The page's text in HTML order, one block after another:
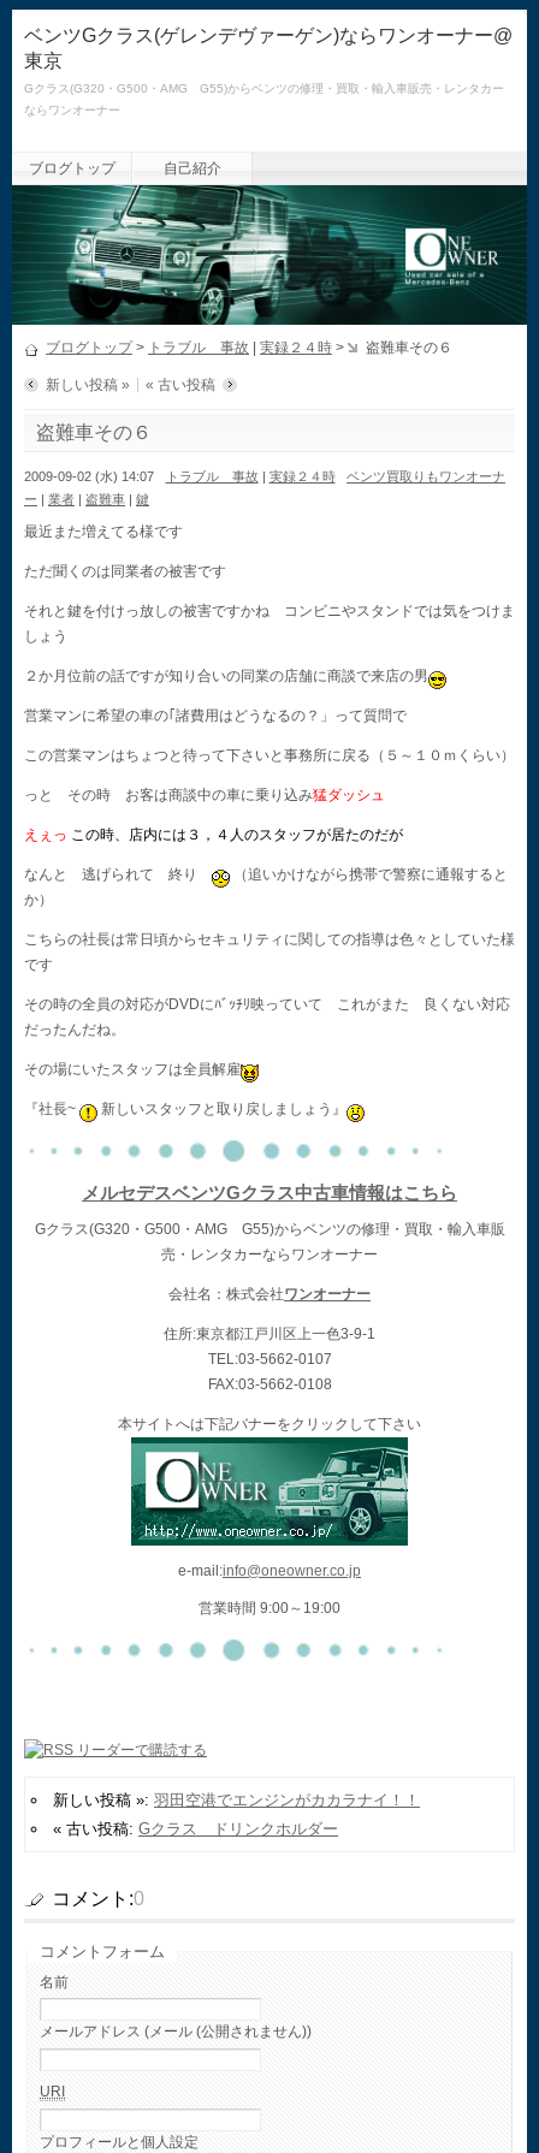
ベンツGクラス(ゲレンデヴァーゲン)ならワンオーナー@
東京
Gクラス(G320・G500・AMG G55)からベンツの修理・買取・輸入車販売・レンタカー
ならワンオーナー
ブログトップ 自己紹介
ブログトップ> トラブル 事故 実録２４時 > 盗難車その６
新しい投稿 » « 古い投稿
盗難車その６
2009-09-02 (水) 14:07 トラブル 事故 | 実録２４時
ベンツ買取りもワンオーナ
ー | 業者 | 盗難車 | 鍵
最近また増えてる様です
ただ聞くのは同業者の被害です
それと鍵を付けっ放しの被害ですかね コンビニやスタンドでは気をつけま
しょう
２か月位前の話ですが知り合いの同業の店舗に商談で来店の男
営業マンに希望の車の｢諸費用はどうなるの？」って質問で
この営業マンはちょつと待って下さいと事務所に戻る（５～１０ｍくらい）
っと その時 お客は商談中の車に乗り込み猛ダッシュ
えぇっ この時、店内には３，４人のスタッフが居たのだが
なんと 逃げられて 終り
（追いかけながら携帯で警察に通報すると
か）
こちらの社長は常日頃からセキュリティに関しての指導は色々としていた様
です
その時の全員の対応がDVDにﾊﾞｯﾁﾘ映っていて これがまた 良くない対応
だったんだね。
その場にいたスタッフは全員解雇
『社長~ 新しいスタッフと取り戻しましょう』
メルセデスベンツGクラス中古車情報はこちら
Gクラス(G320・G500・AMG G55)からベンツの修理・買取・輸入車販
売・レンタカーならワンオーナー
会社名：株式会社ワンオーナー
住所:東京都江戸川区上一色3-9-1
TEL:03-5662-0107
FAX:03-5662-0108
本サイトへは下記バナーをクリックして下さい
e-mail:info@oneowner.co.jp
営業時間 9:00～19:00
新しい投稿 »: 羽田空港でエンジンがカカラナイ！！
« 古い投稿: Gクラス ドリンクホルダー
コメント:0
コメントフォーム
名前
メールアドレス (メール (公開されません))
URI
プロフィールと個人設定